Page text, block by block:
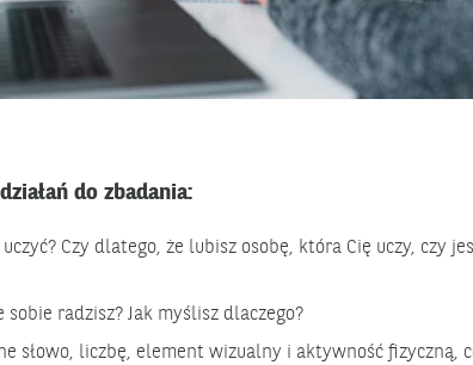
do zbadania:
Czy dlatego, że lubisz osobę, która Cię uczy, czy
radzisz? Jak myślisz dlaczego?
słowo, liczbę, element wizualny i aktywność fizyczną,